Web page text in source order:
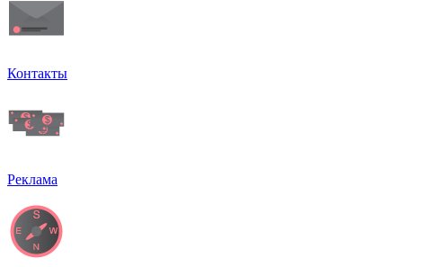
Контакты
Реклама